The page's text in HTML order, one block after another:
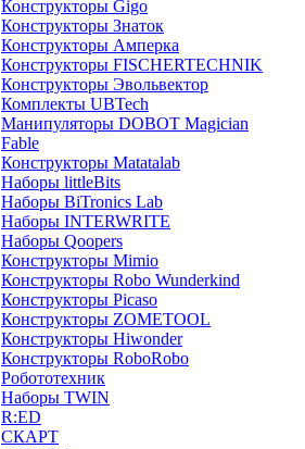
Конструкторы Gigo
Конструкторы Знаток
Конструкторы Амперка
Конструкторы FISCHERTECHNIK
Конструкторы Эвольвектор
Комплекты UBTech
Манипуляторы DOBOT Magician
Fable
Конструкторы Matatalab
Наборы littleBits
Наборы BiTronics Lab
Наборы INTERWRITE
Наборы Qoopers
Конструкторы Mimio
Конструкторы Robo Wunderkind
Конструкторы Picaso
Конструкторы ZOMETOOL
Конструкторы Hiwonder
Конструкторы RoboRobo
Робототехник
Наборы TWIN
R:ED
СКАРТ